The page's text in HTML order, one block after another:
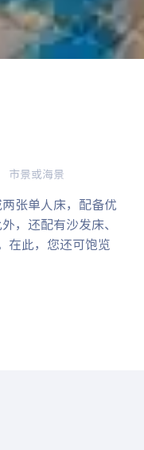
市景或海景
张单人床，配备优
，还配有沙发床、
在此，您还可饱览